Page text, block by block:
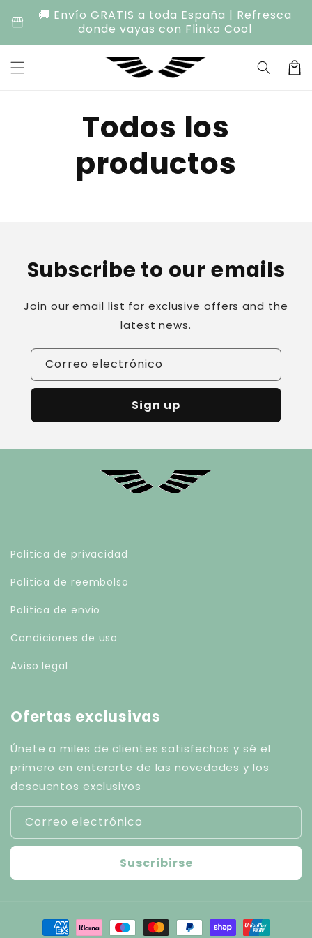
contenido
storefront
🚚 Envío GRATIS a toda España | Refresca
donde vayas con Flinko Cool
Todos los
productos
Subscribe to our emails
Join our email list for exclusive offers and the
latest news.
Correo electrónico
Sign up
Politica de privacidad
Politica de reembolso
Politica de envio
Condiciones de uso
Aviso legal
Ofertas exclusivas
Únete a miles de clientes satisfechos y sé el
primero en enterarte de las novedades y los
descuentos exclusivos
Correo electrónico
Suscribirse
Formas